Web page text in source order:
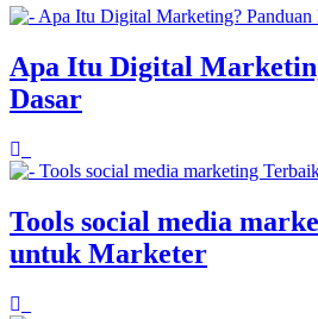
Apa Itu Digital
Dasar
Tools social media
untuk Marketer